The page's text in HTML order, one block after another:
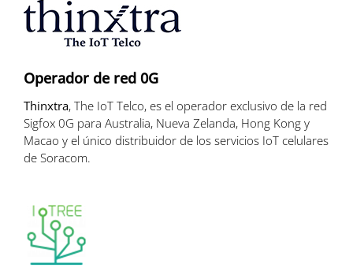
Operador de red 0G
Thinxtra, The IoT Telco, es el operador exclusivo de la red
Sigfox 0G para Australia, Nueva Zelanda, Hong Kong y
Macao y el único distribuidor de los servicios IoT celulares
de Soracom.